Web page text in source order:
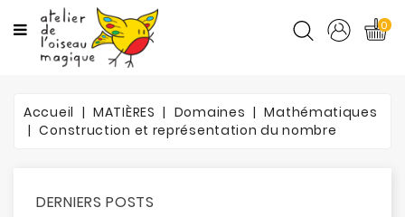
CATÉGORIES
MATIÈRES
0
Accueil MATIÈRES Domaines
Mathématiques
Construction et représentation du nombre
DERNIERS POSTS